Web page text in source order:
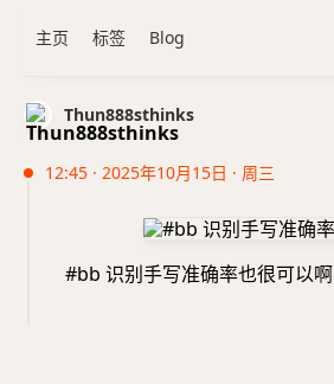
Thun888sthinks
12:45 · 2025年10月15日 · 周三
#bb 识别手写准确率也很可以啊
主页 标签 Blog